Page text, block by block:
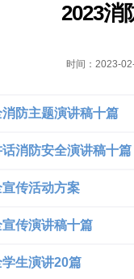
2023消
时间： 2023-
消防主题演讲稿十篇
话消防安全演讲稿十篇
传活动方案
传演讲稿十篇
生演讲20篇